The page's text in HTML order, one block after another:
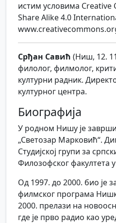
истим условима
Share Alike 4.0
Срђан Савић (Ниш, 12.
филолог, филмолог,
културни радник.
културног центра.
Биографија
У родном Нишу је
„Светозар Марковић“.
Студијској групи за
Филозофског факултета
Од 1997. до 2000. био је
филмског програма
2000. прелази на
где је прво радио као